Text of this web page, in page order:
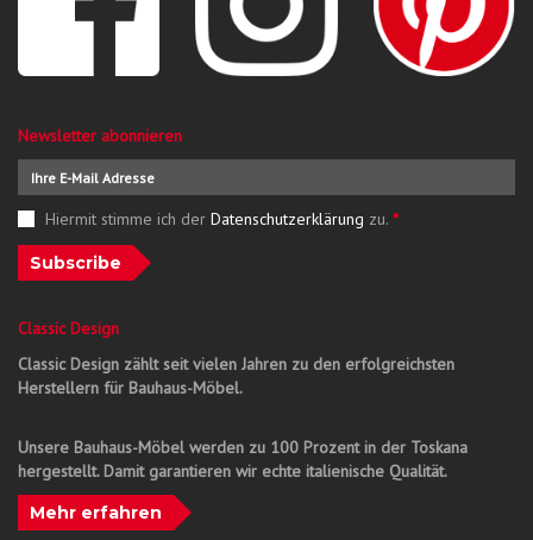
Newsletter abonnieren
Hiermit stimme ich der Datenschutzerklärung zu. *
Subscribe
Classic Design
Classic Design zählt seit vielen Jahren zu den erfolgreichsten
Herstellern für Bauhaus-Möbel.
Unsere Bauhaus-Möbel werden zu 100 Prozent in der Toskana
hergestellt. Damit garantieren wir echte italienische Qualität.
Mehr erfahren